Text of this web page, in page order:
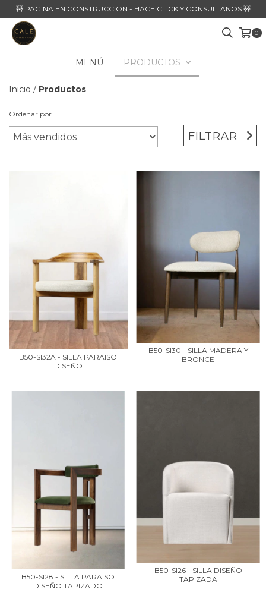
🚧 PAGINA EN CONSTRUCCION - HACE CLICK Y CONSULTANOS 🚧
0
MENÚ PRODUCTOS
Inicio / Productos
Ordenar por
FILTRAR
B50-SI32A - SILLA PARAISO
DISEÑO
B50-SI30 - SILLA MADERA Y
BRONCE
B50-SI28 - SILLA PARAISO
DISEÑO TAPIZADO
B50-SI26 - SILLA DISEÑO
TAPIZADA